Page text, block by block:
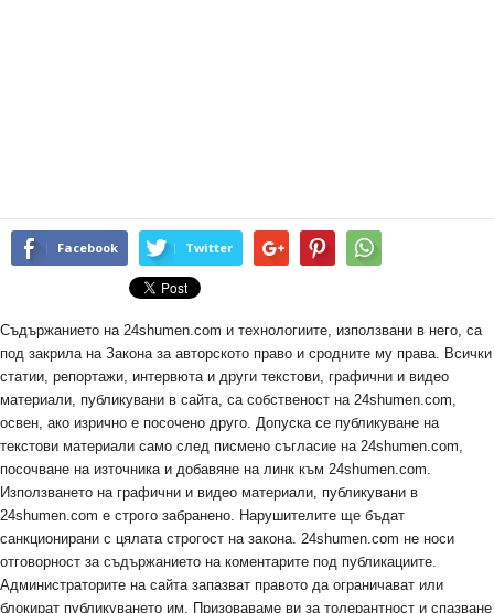
Facebook Twitter
Съдържанието на 24shumen.com и технологиите, използвани в него, са
под закрила на Закона за авторското право и сродните му права. Всички
статии, репортажи, интервюта и други текстови, графични и видео
материали, публикувани в сайта, са собственост на 24shumen.com,
освен, ако изрично е посочено друго. Допуска се публикуване на
текстови материали само след писмено съгласие на 24shumen.com,
посочване на източника и добавяне на линк към 24shumen.com.
Използването на графични и видео материали, публикувани в
24shumen.com е строго забранено. Нарушителите ще бъдат
санкционирани с цялата строгост на закона. 24shumen.com не носи
отговорност за съдържанието на коментарите под публикациите.
Администраторите на сайта запазват правото да ограничават или
блокират публикуването им. Призоваваме ви за толерантност и спазване